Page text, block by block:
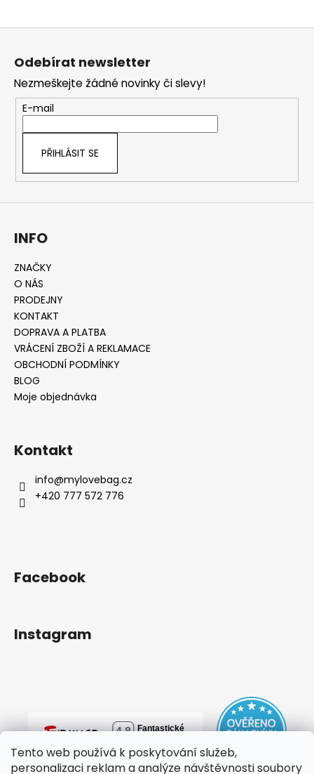
Tento web používá k poskytování služeb,
personalizaci reklam a analýze návštěvnosti soubory
Odebírat newsletter
Nezmeškejte žádné novinky či slevy!
E-mail
PŘIHLÁSIT SE
INFO
ZNAČKY
O NÁS
PRODEJNY
KONTAKT
DOPRAVA A PLATBA
VRÁCENÍ ZBOŽÍ A REKLAMACE
OBCHODNÍ PODMÍNKY
BLOG
Moje objednávka
Kontakt
info@mylovebag.cz
+420 777 572 776
Facebook
Instagram